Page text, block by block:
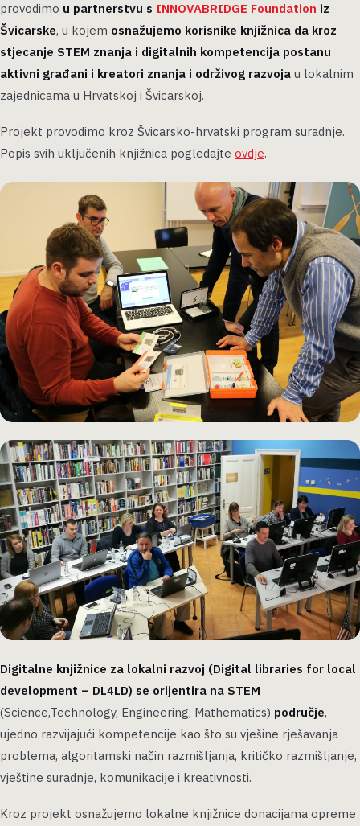
provodimo u partnerstvu s INNOVABRIDGE Foundation iz
Švicarske, u kojem osnažujemo korisnike knjižnica da kroz
stjecanje STEM znanja i digitalnih kompetencija postanu
aktivni građani i kreatori znanja i održivog razvoja u lokalnim
zajednicama u Hrvatskoj i Švicarskoj.
Projekt provodimo kroz Švicarsko-hrvatski program suradnje.
Popis svih uključenih knjižnica pogledajte ovdje.
Digitalne knjižnice za lokalni razvoj (Digital libraries for local
development – DL4LD) se orijentira na STEM
(Science,Technology, Engineering, Mathematics) područje,
ujedno razvijajući kompetencije kao što su vješine rješavanja
problema, algoritamski način razmišljanja, kritičko razmišljanje,
vještine suradnje, komunikacije i kreativnosti.
Kroz projekt osnažujemo lokalne knjižnice donacijama opreme